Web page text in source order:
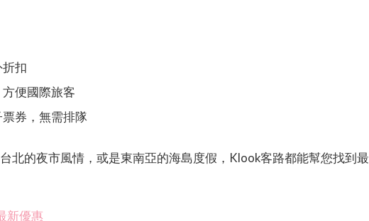
扣
便國際旅客
券，無需排隊
北的夜市風情，或是東南亞的海島度假，Klook客路都能幫您找到最
新優惠